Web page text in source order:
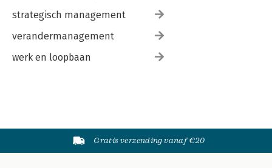
strategisch management
verandermanagement
werk en loopbaan
Gratis verzending vanaf €20